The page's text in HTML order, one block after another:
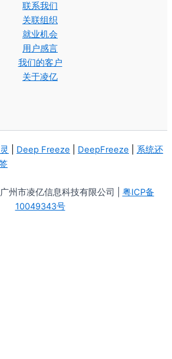
联系我们
关联组织
就业机会
用户感言
我们的客户
关于凌亿
Deep Freeze DeepFreeze
系统还
州市凌亿信息科技有限公司 | 粤ICP备
10049343号